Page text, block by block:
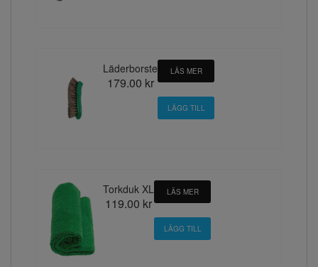
Läderborste
179.00 kr
LÄS MER
Torkduk XL
119.00 kr
LÄS MER